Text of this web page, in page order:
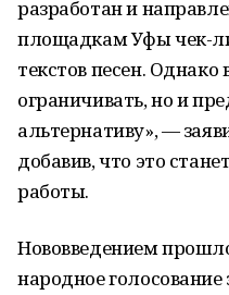
разработан и
площадкам Уфы чек-
текстов песен. Однако
ограничивать, но и
альтернативу», —
добавив, что это
работы.
Нововведением
народное